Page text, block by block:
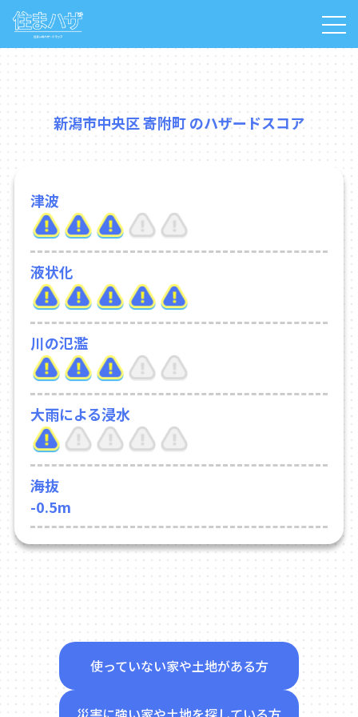
新潟市中央区 寄附町 のハザードスコア
津波
液状化
川の氾濫
大雨による浸水
海抜
-0.5m
使っていない家や土地がある方